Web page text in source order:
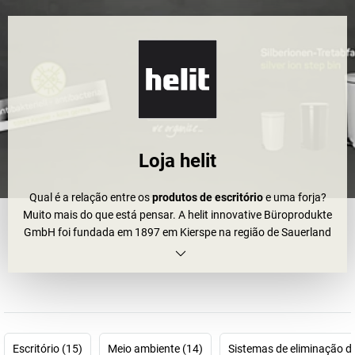
Loja helit
Qual é a relação entre osprodutos de escritórioe uma forja?
Muito mais do que está pensar. A helit innovative Büroprodukte
GmbH foi fundada em 1897 em Kierspe na região de Sauerland
como uma pequena fundição. O que se seguiu foi uma história de
A filosofia da helit assenta sobre pilares construídos com
Escritório (15) Meio ambiente (14) Sistemas de eliminação